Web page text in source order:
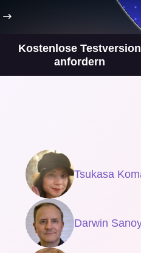
Kostenlose Testversion
anfordern
Tsukasa
Darwin